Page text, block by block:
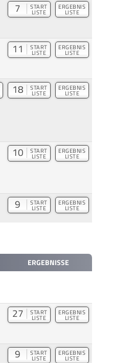
7 START
LISTE
ERGEBNIS
LISTE
11 START
LISTE
ERGEBNIS
LISTE
18 START
LISTE
ERGEBNIS
LISTE
10 START
LISTE
ERGEBNIS
LISTE
9 START
LISTE
ERGEBNIS
LISTE
ERGEBNISSE
27 START
LISTE
ERGEBNIS
LISTE
9 START
LISTE
ERGEBNIS
LISTE